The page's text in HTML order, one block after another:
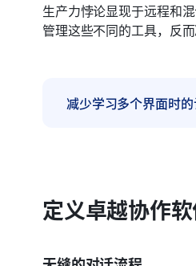
生产力悖论显现于远程和
管理这些不同的工具，反
减少学习多个界面时
定义卓越协作